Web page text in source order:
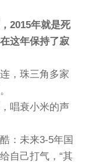
2015年就是死
这年保持了寂
，珠三角多家
唱衰小米的声
：未来3-5年国
自己打气，“其